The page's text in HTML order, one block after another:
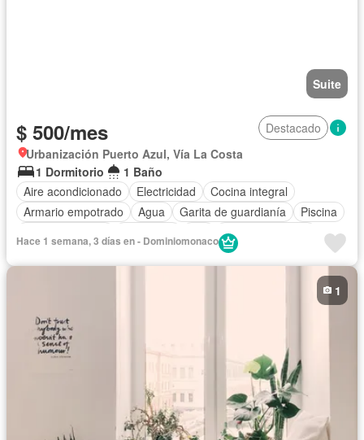
Suite
$ 500/mes
Destacado
Urbanización Puerto Azul, Vía La Costa
1 Dormitorio
1 Baño
Aire acondicionado
Electricidad
Cocina integral
Armario empotrado
Agua Garita de guardianía
Piscina
Cocina equipada
Hace 1 semana, 3 días en - Dominiomonaco
1